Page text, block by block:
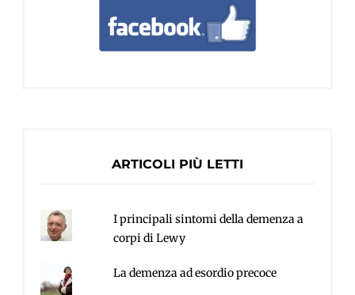
ARTICOLI PIÙ LETTI
I principali sintomi della demenza a
corpi di Lewy
La demenza ad esordio precoce